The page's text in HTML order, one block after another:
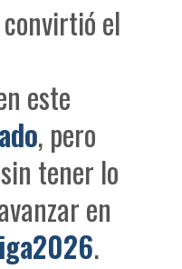
el
este
, pero
tener lo
en
.